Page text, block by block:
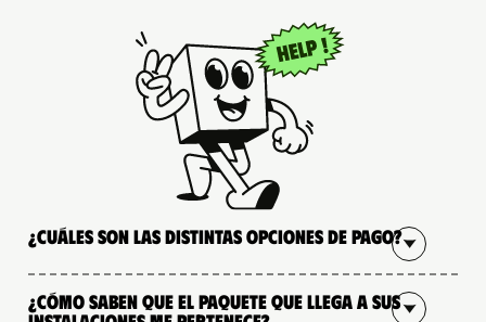
¿Cuáles son las distintas opciones de pago?
¿Cómo saben que el paquete que llega a sus